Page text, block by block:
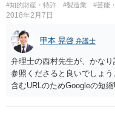
#知的財産・特許 #製造業 #芸能
2018年2月7日
甲本 晃啓 弁護士
弁理士の西村先生が、かな
参照くださると良いでしょ
含むURLのためGoogleの短
とも不正競争防止法上の問